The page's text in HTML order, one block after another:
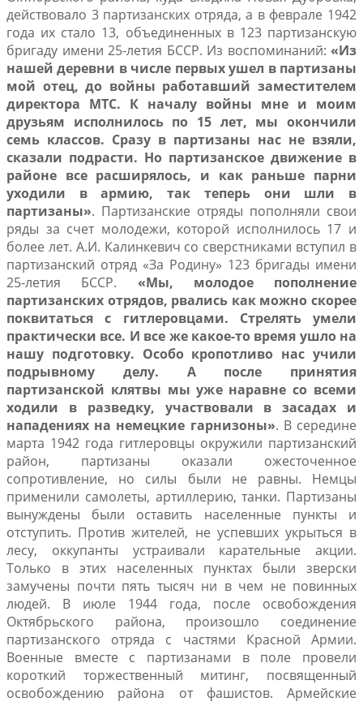
действовало 3 партизанских отряда, а в феврале 1942
года их стало 13, объединенных в 123 партизанскую
бригаду имени 25-летия БССР. Из воспоминаний: «Из
нашей деревни в числе первых ушел в партизаны
мой отец, до войны работавший заместителем
директора МТС. К началу войны мне и моим
друзьям исполнилось по 15 лет, мы окончили
семь классов. Сразу в партизаны нас не взяли,
сказали подрасти. Но партизанское движение в
районе все расширялось, и как раньше парни
уходили в армию, так теперь они шли в
партизаны». Партизанские отряды пополняли свои
ряды за счет молодежи, которой исполнилось 17 и
более лет. А.И. Калинкевич со сверстниками вступил в
партизанский отряд «За Родину» 123 бригады имени
25-летия БССР. «Мы, молодое пополнение
партизанских отрядов, рвались как можно скорее
поквитаться с гитлеровцами. Стрелять умели
практически все. И все же какое-то время ушло на
нашу подготовку. Особо кропотливо нас учили
подрывному делу. А после принятия
партизанской клятвы мы уже наравне со всеми
ходили в разведку, участвовали в засадах и
нападениях на немецкие гарнизоны». В середине
марта 1942 года гитлеровцы окружили партизанский
район, партизаны оказали ожесточенное
сопротивление, но силы были не равны. Немцы
применили самолеты, артиллерию, танки. Партизаны
вынуждены были оставить населенные пункты и
отступить. Против жителей, не успевших укрыться в
лесу, оккупанты устраивали карательные акции.
Только в этих населенных пунктах были зверски
замучены почти пять тысяч ни в чем не повинных
людей. В июле 1944 года, после освобождения
Октябрьского района, произошло соединение
партизанского отряда с частями Красной Армии.
Военные вместе с партизанами в поле провели
короткий торжественный митинг, посвященный
освобождению района от фашистов. Армейские